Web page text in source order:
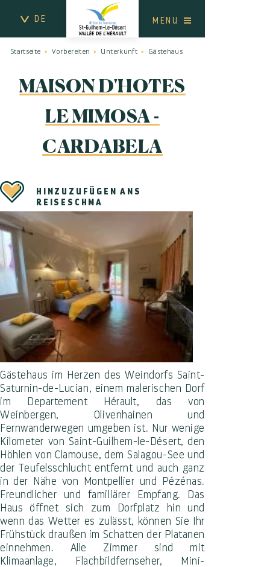
DE MENU
MAISON D'HOTES
LE MIMOSA -
CARDABELA
Startseite Vorbereiten Unterkunft Gästehaus
HINZUZUFÜGEN ANS
REISESCHMA
Gästehaus im Herzen des Weindorfs Saint-
Saturnin-de-Lucian, einem malerischen Dorf
im Departement Hérault, das von
Weinbergen, Olivenhainen und
Fernwanderwegen umgeben ist. Nur wenige
Kilometer von Saint-Guilhem-le-Désert, den
Höhlen von Clamouse, dem Salagou-See und
der Teufelsschlucht entfernt und auch ganz
in der Nähe von Montpellier und Pézénas.
Freundlicher und familiärer Empfang. Das
Haus öffnet sich zum Dorfplatz hin und
wenn das Wetter es zulässt, können Sie Ihr
Frühstück draußen im Schatten der Platanen
einnehmen. Alle Zimmer sind mit
Klimaanlage, Flachbildfernseher, Mini-